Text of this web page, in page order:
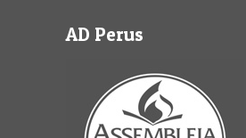
AD Perus